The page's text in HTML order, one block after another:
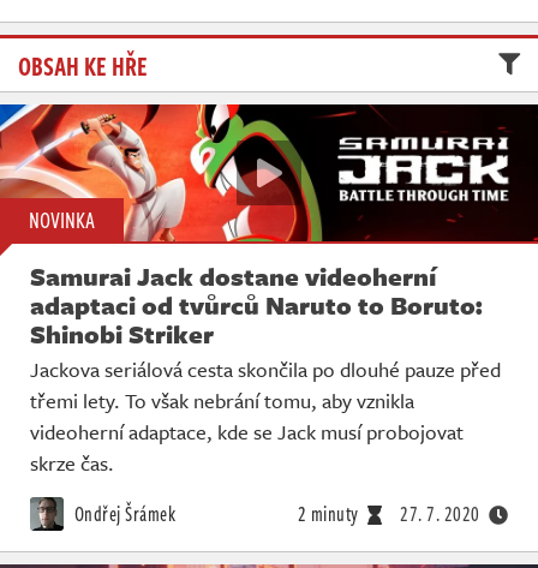
OBSAH KE HŘE
NOVINKA
Samurai Jack dostane videoherní
adaptaci od tvůrců Naruto to Boruto:
Shinobi Striker
Jackova seriálová cesta skončila po dlouhé pauze před
třemi lety. To však nebrání tomu, aby vznikla
videoherní adaptace, kde se Jack musí probojovat
skrze čas.
Ondřej Šrámek 2 minuty 27. 7. 2020